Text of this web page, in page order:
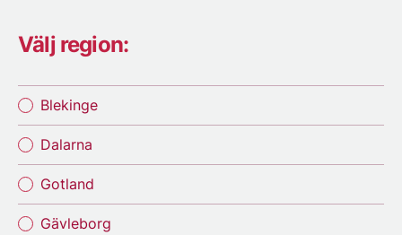
Välj region:
Blekinge
Dalarna
Gotland
Gävleborg